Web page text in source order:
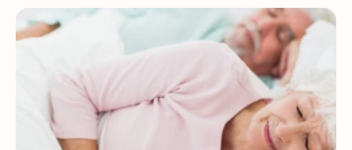
Как лучше спать после 60, используя солнечный свет